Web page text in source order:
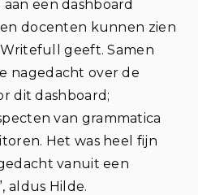
een dashboard
docenten kunnen zien
geeft. Samen
nagedacht over de
dit dashboard;
van grammatica
Het was heel fijn
vanuit een
aldus Hilde.